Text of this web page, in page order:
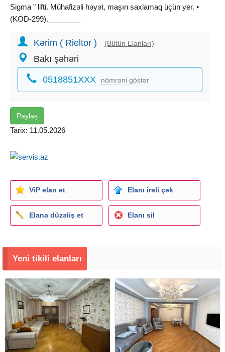
Sigma " lifti. Mühafizəli həyət, maşın saxlamaq üçün yer. •
(KOD-299).________
Срочно !! Новостройка !! Cдаётся 3-х комнатная
квартира, по улице Диляры Алиевой, около парка
Самеда Вургуна, " 28 Молл " и метро " 28 Мая ". Этаж:
8/22. Общая площадь: 130 кв.м.. Газ + Централизованное
отопление ( горячая холодная вода ). Oтличный ремонт.
кондиционера. Cанузeл ( душ кабинa ). 2 скоростных
бесшумных лифта " Сигма ". Охраняемый двор, место
Kərim ( Rieltor ) (Bütün Elanları)
Bakı şəhəri
0518851XXX nömrəni göstər
Paylaş
Tarix: 11.05.2026
ViP elan et Elanı irəli çək
Elana düzəliş et Elanı sil
Yeni tikili elanları